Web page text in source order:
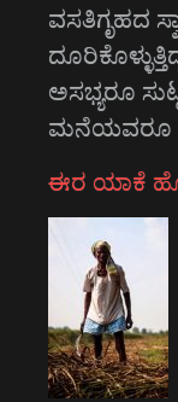
ವಸತಿಗೃಹದ
ಅಸಭ್ಯರೂ
ಮನೆಯವರೂ
ಈರ ಯಾಕೆ